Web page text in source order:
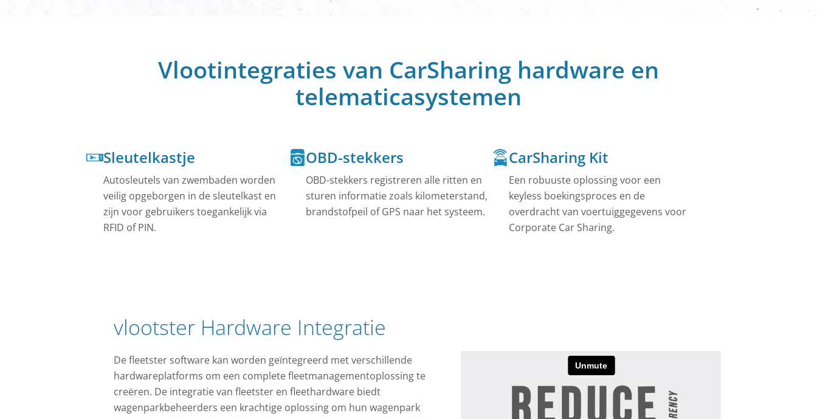
Krijg een live 360-graden overzicht van de bewegingen van uw
Openbare Autodelen
Autodeelbedrijven willen geld verdienen. Wij bieden de nodige
Vlootintegraties van CarSharing hardware en
telematicasystemen
Sleutelkastje
Autosleutels van zwembaden worden
veilig opgeborgen in de sleutelkast en
zijn voor gebruikers toegankelijk via
RFID of PIN.
OBD-stekkers
OBD-stekkers registreren alle ritten en
sturen informatie zoals kilometerstand,
brandstofpeil of GPS naar het systeem.
CarSharing Kit
Een robuuste oplossing voor een
keyless boekingsproces en de
overdracht van voertuiggegevens voor
Corporate Car Sharing.
vlootster Hardware Integratie
De fleetster software kan worden geïntegreerd met verschillende
hardwareplatforms om een complete fleetmanagementoplossing te
creëren. De integratie van fleetster en fleethardware biedt
wagenparkbeheerders een krachtige oplossing om hun wagenpark